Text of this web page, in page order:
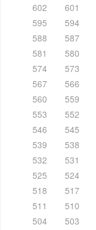
602
601
595
594
588
587
581
580
574
573
567
566
560
559
553
552
546
545
539
538
532
531
525
524
518
517
511
510
504
503